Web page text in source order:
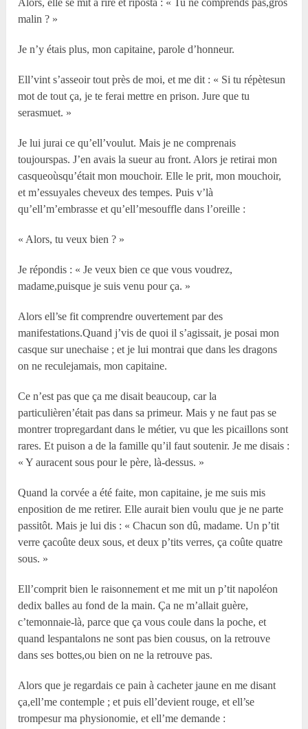
Alors, elle se mit à rire et riposta : « Tu ne comprends pas,gros
malin ? »
Je n’y étais plus, mon capitaine, parole d’honneur.
Ell’vint s’asseoir tout près de moi, et me dit : « Si tu répètesun
mot de tout ça, je te ferai mettre en prison. Jure que tu
serasmuet. »
Je lui jurai ce qu’ell’voulut. Mais je ne comprenais
toujourspas. J’en avais la sueur au front. Alors je retirai mon
casqueoùsqu’était mon mouchoir. Elle le prit, mon mouchoir,
et m’essuyales cheveux des tempes. Puis v’là
qu’ell’m’embrasse et qu’ell’mesouffle dans l’oreille :
« Alors, tu veux bien ? »
Je répondis : « Je veux bien ce que vous voudrez,
madame,puisque je suis venu pour ça. »
Alors ell’se fit comprendre ouvertement par des
manifestations.Quand j’vis de quoi il s’agissait, je posai mon
casque sur unechaise ; et je lui montrai que dans les dragons
on ne reculejamais, mon capitaine.
Ce n’est pas que ça me disait beaucoup, car la
particulièren’était pas dans sa primeur. Mais y ne faut pas se
montrer tropregardant dans le métier, vu que les picaillons sont
rares. Et puison a de la famille qu’il faut soutenir. Je me disais :
« Y auracent sous pour le père, là-dessus. »
Quand la corvée a été faite, mon capitaine, je me suis mis
enposition de me retirer. Elle aurait bien voulu que je ne parte
passitôt. Mais je lui dis : « Chacun son dû, madame. Un p’tit
verre çacoûte deux sous, et deux p’tits verres, ça coûte quatre
sous. »
Ell’comprit bien le raisonnement et me mit un p’tit napoléon
dedix balles au fond de la main. Ça ne m’allait guère,
c’temonnaie-là, parce que ça vous coule dans la poche, et
quand lespantalons ne sont pas bien cousus, on la retrouve
dans ses bottes,ou bien on ne la retrouve pas.
Alors que je regardais ce pain à cacheter jaune en me disant
ça,ell’me contemple ; et puis ell’devient rouge, et ell’se
trompesur ma physionomie, et ell’me demande :